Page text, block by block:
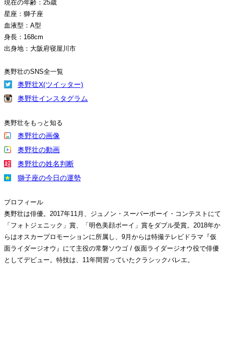
現在の年齢：25歳
星座：獅子座
血液型：A型
身長：168cm
出身地：大阪府寝屋川市
奥野壮のSNS全一覧
奥野壮X(ツイッター)
奥野壮インスタグラム
奥野壮をもっと知る
奥野壮の画像
奥野壮の動画
奥野壮の姓名判断
獅子座の今日の運勢
プロフィール
奥野壮は俳優。2017年11月、ジュノン・スーパーボーイ・コンテストにて
「フォトジェニック」賞、「明色美顔ボーイ」賞をダブル受賞。2018年か
らはオスカープロモーションに所属し、9月からは特撮テレビドラマ『仮
面ライダージオウ』にて主役の常磐ソウゴ / 仮面ライダージオウ役で俳優
としてデビュー。特技は、11年間習っていたクラシックバレエ。